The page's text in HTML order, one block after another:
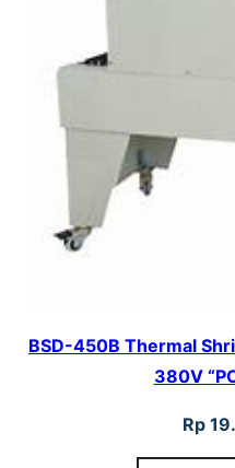
BSD-450B Thermal
380V
Rp